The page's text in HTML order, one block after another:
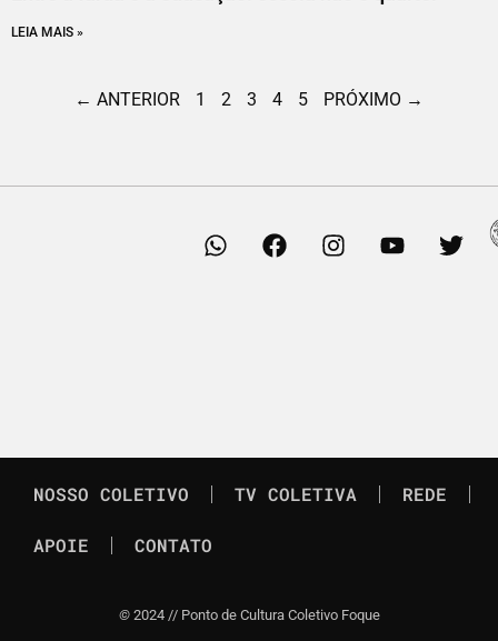
LEIA MAIS »
← ANTERIOR 1 2 3 4 5 PRÓXIMO →
NOSSO COLETIVO TV COLETIVA REDE
APOIE CONTATO
© 2024 // Ponto de Cultura Coletivo Foque